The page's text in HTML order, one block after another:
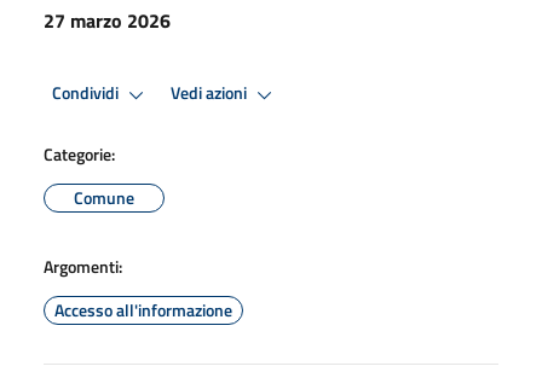
27 marzo 2026
Condividi Vedi azioni
Categorie:
Comune
Argomenti:
Accesso all'informazione